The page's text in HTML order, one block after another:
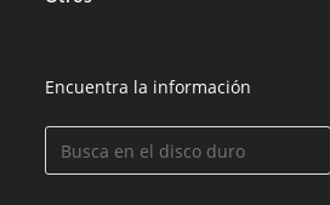
Encuentra la información